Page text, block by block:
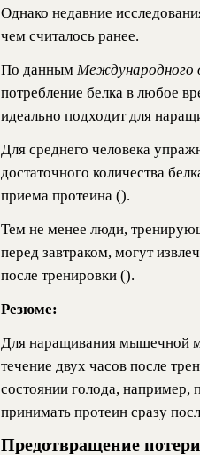
Однако недавние
чем считалось ранее.
По данным Международного
потребление белка в любое
идеально подходит для
Для среднего человека
достаточного количества
приема протеина ().
Тем не менее люди,
перед завтраком, могут
после тренировки ().
Резюме:
Для наращивания мышечной
течение двух часов после
состоянии голода, например,
принимать протеин сразу
Предотвращение